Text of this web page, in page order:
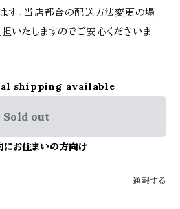
す。当店都合の配送方法変更の場
いたしますのでご安心くださいま
shipping available
Sold out
にお住まいの方向け
通報する